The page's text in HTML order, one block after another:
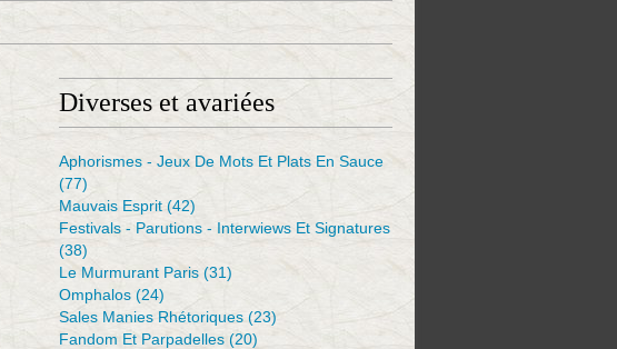
Diverses et avariées
Aphorismes - Jeux De Mots Et Plats En Sauce
(77)
Mauvais Esprit (42)
Festivals - Parutions - Interwiews Et Signatures
(38)
Le Murmurant Paris (31)
Omphalos (24)
Sales Manies Rhétoriques (23)
Fandom Et Parpadelles (20)